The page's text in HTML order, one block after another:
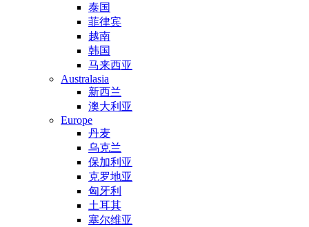
泰国
菲律宾
越南
韩国
马来西亚
Australasia
新西兰
澳大利亚
Europe
丹麦
乌克兰
保加利亚
克罗地亚
匈牙利
土耳其
塞尔维亚